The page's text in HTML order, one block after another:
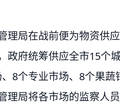
理局在战前便为物资供应
政府统筹供应全市15个
8个专业市场、8个果蔬
理局将各市场的监察人员